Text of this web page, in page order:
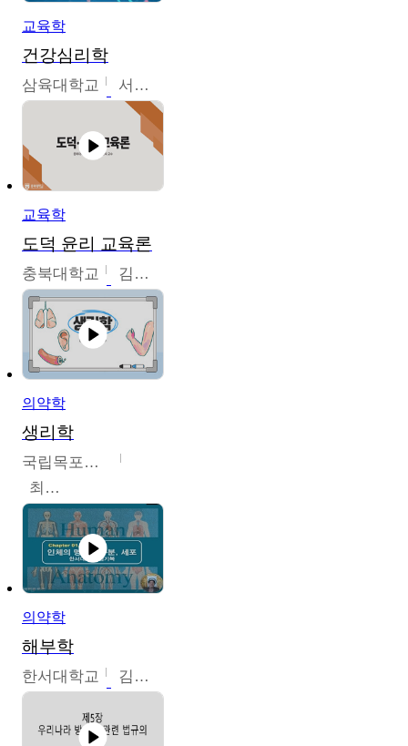
교육학
건강심리학
삼육대학교 서경현
교육학
도덕 윤리 교육론
충북대학교 김연숙
의약학
생리학
국립목포대학교
최소은
의약학
해부학
한서대학교 김기복